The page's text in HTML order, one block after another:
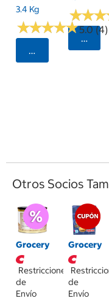
3.4 Kg
★★★★★
★★★★★5.0 (4)
Seleccionar
★★★
★★★
Otros Socios
Grocery
Restricciones
de
Envío
Grocery
de
Envío